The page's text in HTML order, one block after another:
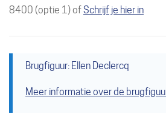
8400 (optie 1) ofSchrijf je hier in
Brugfiguur: Ellen Declercq
Meer informatie over de